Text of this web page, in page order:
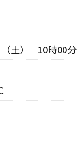
（土） 10時00分